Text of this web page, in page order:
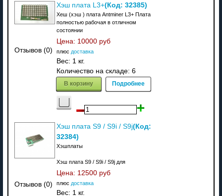
Отзывов (0)
Хэш плата L3+(Код: 32385)
Хеш (хэш ) плата Antminer L3+ Плата
полностью рабочая в отличном
состоянии
Цена: 10000 руб
плюс доставка
Вес: 1 кг.
Количество на складе: 6
В корзину Подробнее
Отзывов (0)
Хэш плата S9 / S9i / S9j(Код:
32384)
Хэшплаты
Хэш плата S9 / S9i / S9j для
Цена: 12500 руб
плюс доставка
Вес: 1 кг.